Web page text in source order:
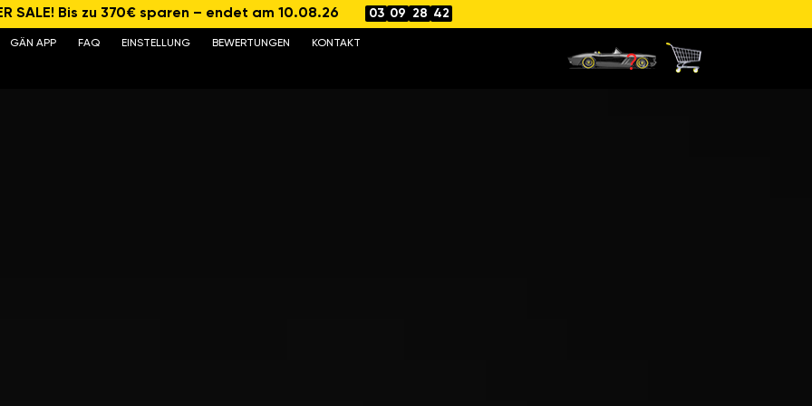
SALE! Bis zu 370€ sparen – endet am 10.08.26 03 09 28 41
GÄN APP FAQ EINSTELLUNG BEWERTUNGEN
KONTAKT